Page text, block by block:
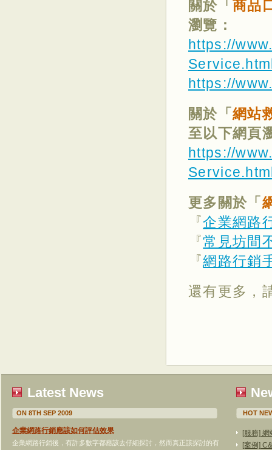
關於「 商品
瀏覽：
https://
https://
關於「 網站
至以下網頁
https://
更多關於「
『企業網路
『常見坊間
『網路行銷
還有更多，
Latest News
ON 8TH SEP 2009
企業網路行銷應該如何評估效果
企業網路行銷後，有許多數字都應該去仔細探討，然而真正該探討的有
HOT
[服務]
[案例]